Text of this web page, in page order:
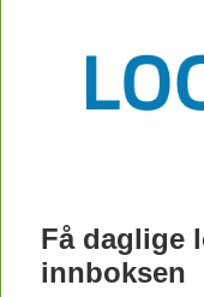
I 2026 vil
største
men
Vietnam,
Få daglige
innboksen